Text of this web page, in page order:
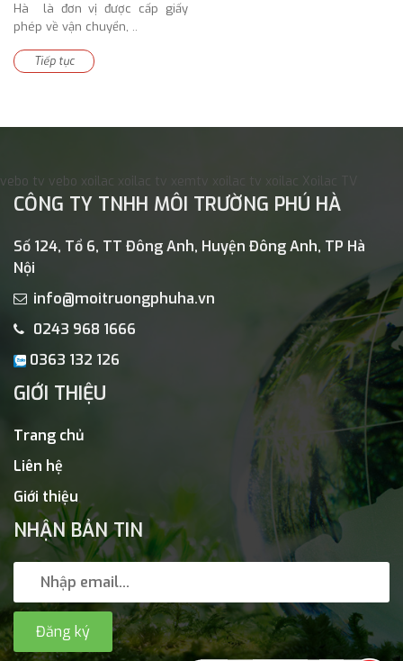
Hà là đơn vị được cấp giấy
phép về vận chuyển, ..
Tiếp tục
vebo tv vebo xoilac xoilac tv xoilac tv xoilac Xoilac TV
CÔNG TY TNHH MÔI TRƯỜNG PHÚ HÀ
Số 124, Tổ 6, TT Đông Anh, Huyện Đông Anh, TP Hà
Nội
info@moitruongphuha.vn
0243 968 1666
0363 132 126
GIỚI THIỆU
Trang chủ
Liên hệ
Giới thiệu
NHẬN BẢN TIN
Đăng ký